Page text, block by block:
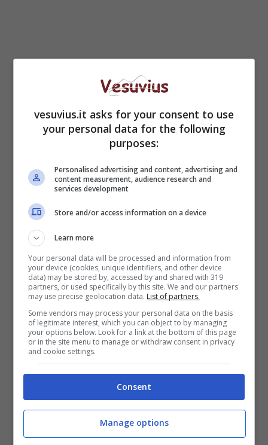
– 7 settembre: Peppe Barra;
– 8 settembre: Napoli in Frac – Napoli in Swing;
– 9 settembre: “Made in Sud” Show;
Cesena – Napoli. A seguire Peppe Iodice;
– 11 settembre: Quiz il Cervellone e Music Live
Show.
Un appuntamento da non perdere e che
quest’anno coniuga vari elementi fra loro, dal
gemellaggio culinario con altri prodotti tipici
della Campania, fino al sostegno della
Immateriale dell’Umanità, passando per il
riciclaggio dei rifiuti.E proprio il patrocinio del
, così come lo stesso
Magistrisha affermato: “Al Napoli Pizza Village
vesuvius.it asks for your consent to use
your personal data for the following
purposes:
Personalised advertising and content, advertising and
content measurement, audience research and
services development
Store and/or access information on a device
Learn more
Your personal data will be processed and information from
your device (cookies, unique identifiers, and other device
data) may be stored by, accessed by and shared with 319
partners, or used specifically by this site. We and our partners
may use precise geolocation data. List of partners.
Some vendors may process your personal data on the basis
of legitimate interest, which you can object to by managing
your options below. Look for a link at the bottom of this page
or in the site menu to manage or withdraw consent in privacy
and cookie settings.
Consent
Manage options